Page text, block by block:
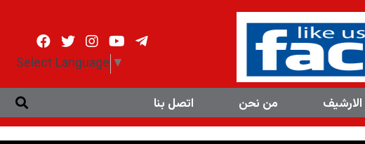
Select Language ▼
الارشیف من نحن اتصل بنا